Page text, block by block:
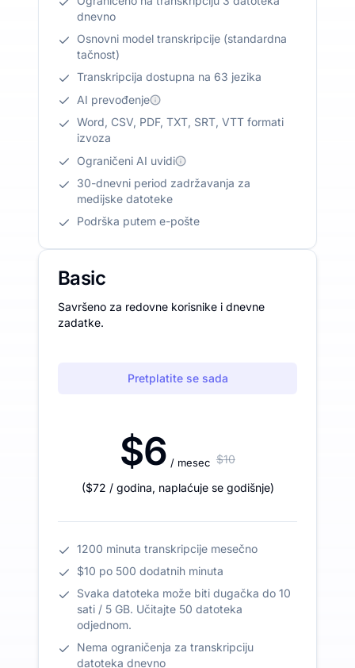
dnevno
Osnovni model transkripcije (standardna
tačnost)
Transkripcija dostupna na 63 jezika
AI prevođenje
Word, CSV, PDF, TXT, SRT, VTT formati
izvoza
Ograničeni AI uvidi
30-dnevni period zadržavanja za
medijske datoteke
Podrška putem e-pošte
Basic
Savršeno za redovne korisnike i dnevne
zadatke.
Pretplatite se sada
$6 / mesec $10
($72 / godina, naplaćuje se godišnje)
1200 minuta transkripcije mesečno
$10 po 500 dodatnih minuta
Svaka datoteka može biti dugačka do 10
sati / 5 GB. Učitajte 50 datoteka
odjednom.
Nema ograničenja za transkripciju
datoteka dnevno